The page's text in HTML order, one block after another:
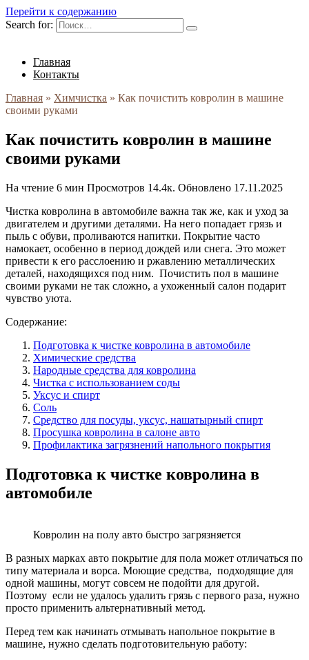
Перейти к содержанию
Search for:
Главная
Контакты
Главная » Химчистка » Как почистить ковролин в машине
своими руками
Как почистить ковролин в машине
своими руками
На чтение 6 мин Просмотров 14.4к. Обновлено 17.11.2025
Чистка ковролина в автомобиле важна так же, как и уход за
двигателем и другими деталями. На него попадает грязь и
пыль с обуви, проливаются напитки. Покрытие часто
намокает, особенно в период дождей или снега. Это может
привести к его расслоению и ржавлению металлических
деталей, находящихся под ним. Почистить пол в машине
своими руками не так сложно, а ухоженный салон подарит
чувство уюта.
Содержание:
Подготовка к чистке ковролина в автомобиле
Химические средства
Народные средства для ковролина
Чистка с использованием соды
Уксус и спирт
Соль
Средство для посуды, уксус, нашатырный спирт
Просушка ковролина в салоне авто
Профилактика загрязнений напольного покрытия
Подготовка к чистке ковролина в
автомобиле
Ковролин на полу авто быстро загрязняется
В разных марках авто покрытие для пола может отличаться по
типу материала и ворса. Моющие средства, подходящие для
одной машины, могут совсем не подойти для другой.
Поэтому если не удалось удалить грязь с первого раза, нужно
просто применить альтернативный метод.
Перед тем как начинать отмывать напольное покрытие в
машине, нужно сделать подготовительную работу: